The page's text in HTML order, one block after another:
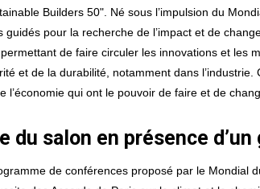
Builders 50". Né sous l’impulsion du
pour la recherche de l’impact et de
de faire circuler les innovations et
et de la durabilité, notamment dans
l’économie qui ont le pouvoir de faire et de
du salon en présence
de conférences proposé par le Mondial